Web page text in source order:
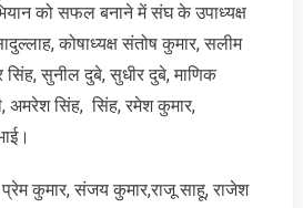
को सफल बनाने में संघ के उपाध्यक्ष
कोषाध्यक्ष संतोष कुमार, सलीम
सिंह, सुनील दुबे, सुधीर दुबे, माणिक
अमरेश सिंह, सिंह, रमेश कुमार,
कुमार, संजय कुमार,राजू साहू, राजेश